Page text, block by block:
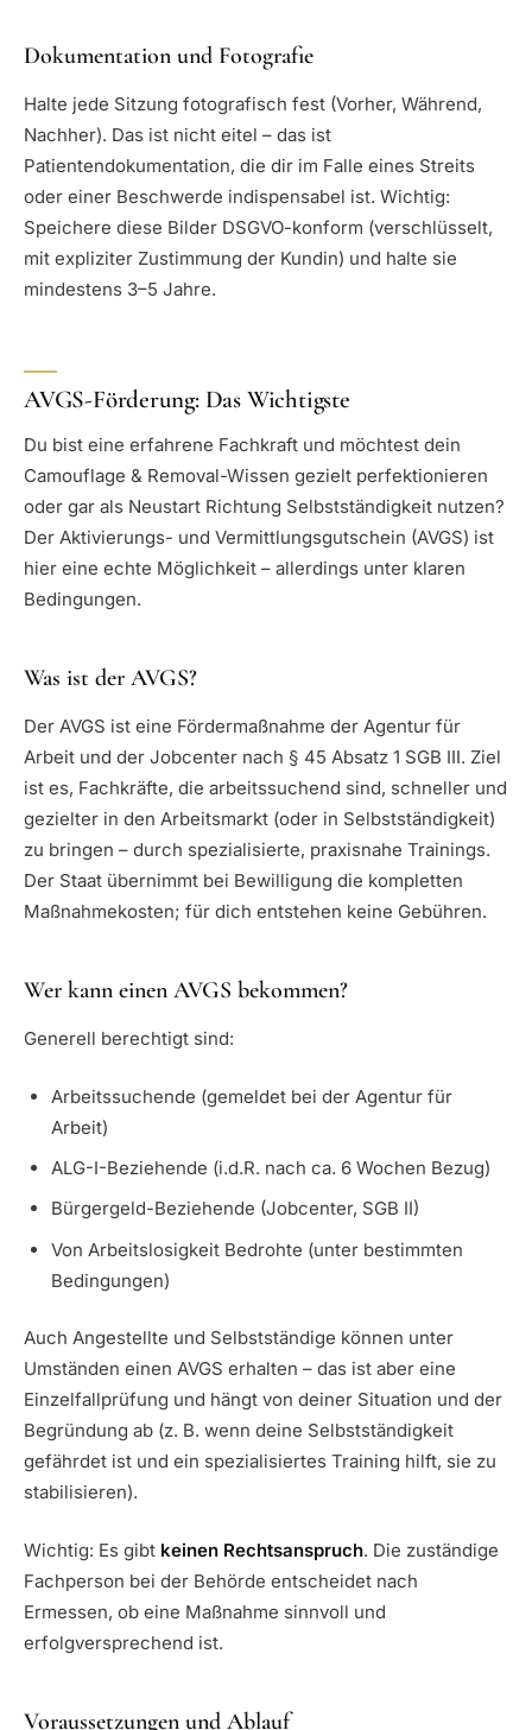
Dokumentation und Fotografie
Halte jede Sitzung fotografisch fest (Vorher, Während,
Nachher). Das ist nicht eitel – das ist
Patientendokumentation, die dir im Falle eines Streits
oder einer Beschwerde indispensabel ist. Wichtig:
Speichere diese Bilder DSGVO-konform (verschlüsselt,
mit expliziter Zustimmung der Kundin) und halte sie
mindestens 3–5 Jahre.
AVGS-Förderung: Das Wichtigste
Du bist eine erfahrene Fachkraft und möchtest dein
Camouflage & Removal-Wissen gezielt perfektionieren
oder gar als Neustart Richtung Selbstständigkeit nutzen?
Der Aktivierungs- und Vermittlungsgutschein (AVGS) ist
hier eine echte Möglichkeit – allerdings unter klaren
Bedingungen.
Was ist der AVGS?
Der AVGS ist eine Fördermaßnahme der Agentur für
Arbeit und der Jobcenter nach § 45 Absatz 1 SGB III. Ziel
ist es, Fachkräfte, die arbeitssuchend sind, schneller und
gezielter in den Arbeitsmarkt (oder in Selbstständigkeit)
zu bringen – durch spezialisierte, praxisnahe Trainings.
Der Staat übernimmt bei Bewilligung die kompletten
Maßnahmekosten; für dich entstehen keine Gebühren.
Wer kann einen AVGS bekommen?
Generell berechtigt sind:
Arbeitssuchende (gemeldet bei der Agentur für
Arbeit)
ALG-I-Beziehende (i.d.R. nach ca. 6 Wochen Bezug)
Bürgergeld-Beziehende (Jobcenter, SGB II)
Von Arbeitslosigkeit Bedrohte (unter bestimmten
Bedingungen)
Auch Angestellte und Selbstständige können unter
Umständen einen AVGS erhalten – das ist aber eine
Einzelfallprüfung und hängt von deiner Situation und der
Begründung ab (z. B. wenn deine Selbstständigkeit
gefährdet ist und ein spezialisiertes Training hilft, sie zu
stabilisieren).
Wichtig: Es gibt keinen Rechtsanspruch. Die zuständige
Fachperson bei der Behörde entscheidet nach
Ermessen, ob eine Maßnahme sinnvoll und
erfolgversprechend ist.
Voraussetzungen und Ablauf